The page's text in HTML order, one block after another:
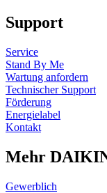
Support
Service
Stand By Me
Wartung anfordern
Technischer Support
Förderung
Energielabel
Kontakt
Mehr
Gewerblich